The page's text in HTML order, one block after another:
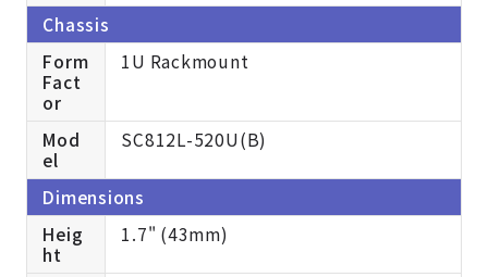
Chassis
Form
Fact
or
1U Rackmount
Mod
el
SC812L-520U(B)
Dimensions
Heig
ht
1.7" (43mm)